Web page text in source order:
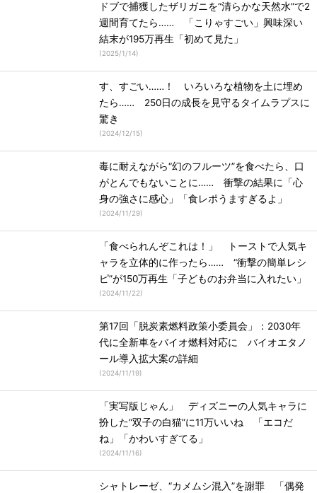
ドブで捕獲したザリガニを“清らかな天然水”で2
週間育てたら…… 「こりゃすごい」興味深い
結末が195万再生「初めて見た」
(2025/1/14)
す、すごい……！ いろいろな植物を土に埋め
たら…… 250日の成長を見守るタイムラプスに
驚き
(2024/12/15)
毒に耐えながら“幻のフルーツ”を食べたら、口
がとんでもないことに…… 衝撃の結果に「心
身の強さに感心」「食レポうますぎるよ」
(2024/11/29)
「食べられんぞこれは！」 トーストで人気キ
ャラを立体的に作ったら…… “衝撃の簡単レシ
ピ”が150万再生「子どものお弁当に入れたい」
(2024/11/22)
第17回「脱炭素燃料政策小委員会」：2030年
代に全新車をバイオ燃料対応に バイオエタノ
ール導入拡大案の詳細
(2024/11/19)
「実写版じゃん」 ディズニーの人気キャラに
扮した“双子の白猫”に11万いいね 「エコだ
ね」「かわいすぎてる」
(2024/11/16)
シャトレーゼ、“カメムシ混入”を謝罪 「偶発